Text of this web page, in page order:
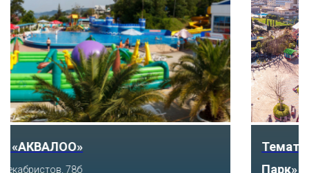
Тематический парк развлечений «Сочи
Парк»